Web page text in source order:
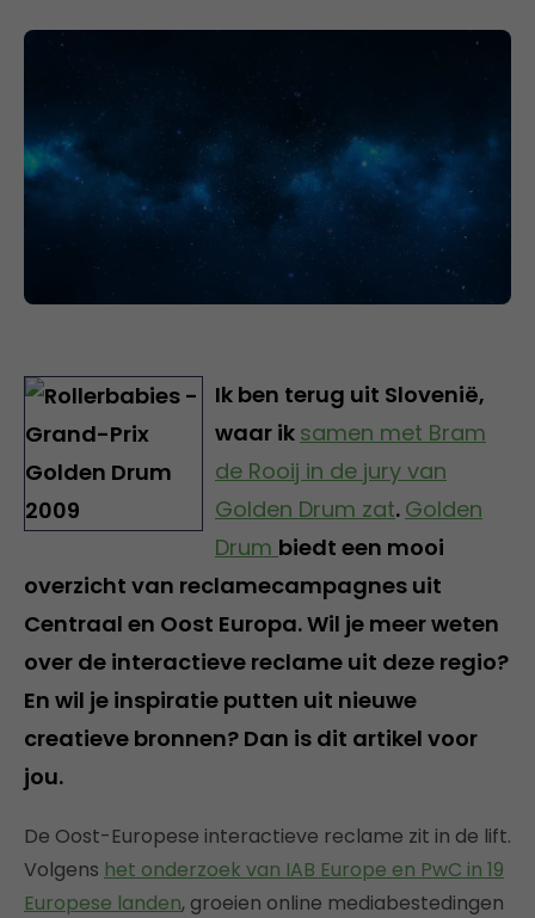
Ik ben terug uit Slovenië,
waar ik samen met Bram
de Rooij in de jury van
Golden Drum zat. Golden
Drum biedt een mooi
overzicht van reclamecampagnes uit
Centraal en Oost Europa. Wil je meer weten
over de interactieve reclame uit deze regio?
En wil je inspiratie putten uit nieuwe
creatieve bronnen? Dan is dit artikel voor
jou.
De Oost-Europese interactieve reclame zit in de lift.
Volgens het onderzoek van IAB Europe en PwC in 19
Europese landen, groeien online mediabestedingen